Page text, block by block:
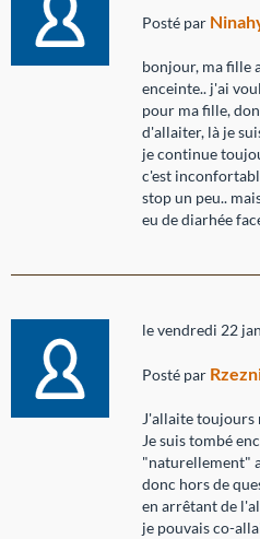
Posté par
bonjour, ma fille
enceinte.. j'ai
pour ma fille,
d'allaiter, là je
je continue
c'est
stop un peu..
eu de diarhée
le vendredi 22
Posté par
J'allaite toujours
Je suis tombé
"naturellement"
donc hors de
en arrêtant de
je pouvais co-